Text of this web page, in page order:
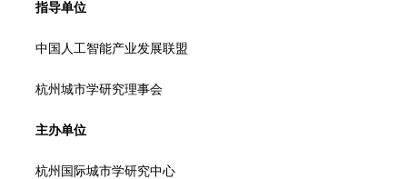
指导单位
中国人工智能产业发展联盟
杭州城市学研究理事会
主办单位
杭州国际城市学研究中心